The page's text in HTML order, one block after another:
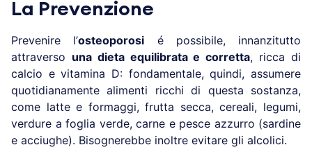
La Prevenzione
Prevenire l’osteoporosi é possibile, innanzitutto
attraverso una dieta equilibrata e corretta, ricca di
calcio e vitamina D: fondamentale, quindi, assumere
quotidianamente alimenti ricchi di questa sostanza,
come latte e formaggi, frutta secca, cereali, legumi,
verdure a foglia verde, carne e pesce azzurro (sardine
e acciughe). Bisognerebbe inoltre evitare gli alcolici.